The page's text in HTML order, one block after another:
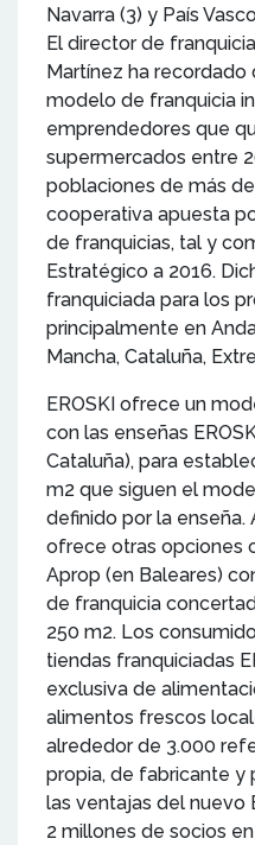
Navarra (3) y País
El director de
Martínez ha recordado
modelo de franquicia
emprendedores que
supermercados entre
poblaciones de más
cooperativa apuesta
de franquicias, tal y
Estratégico a 2016.
franquiciada para los
principalmente en
Mancha, Cataluña,
EROSKI ofrece un
con las enseñas
Cataluña), para
m2 que siguen el
definido por la enseña.
ofrece otras opciones
Aprop (en Baleares)
de franquicia
250 m2. Los
tiendas franquiciadas
exclusiva de
alimentos frescos
alrededor de 3.000
propia, de fabricante y
las ventajas del nuevo
2 millones de socios